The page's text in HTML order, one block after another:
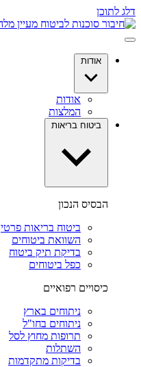
דלג לתוכן
אודות
אודות
המלצות
ביטוח בריאות
הבסיס הנכון
ביטוח בריאות פרטי
השוואת ביטוחים
בדיקת תיק ביטוח
כפל ביטוחים
כיסויים רפואיים
ניתוחים בארץ
ניתוחים בחו"ל
תרופות מחוץ לסל
השתלות
בדיקות מתקדמות